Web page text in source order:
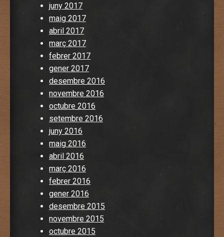
juny 2017
maig 2017
abril 2017
març 2017
febrer 2017
gener 2017
desembre 2016
novembre 2016
octubre 2016
setembre 2016
juny 2016
maig 2016
abril 2016
març 2016
febrer 2016
gener 2016
desembre 2015
novembre 2015
octubre 2015